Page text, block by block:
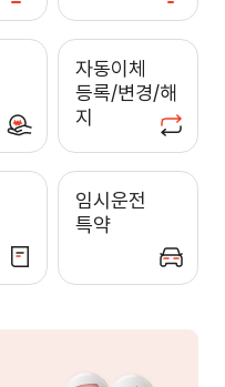
자동이체
등록/변경/해
지
임시운전
특약